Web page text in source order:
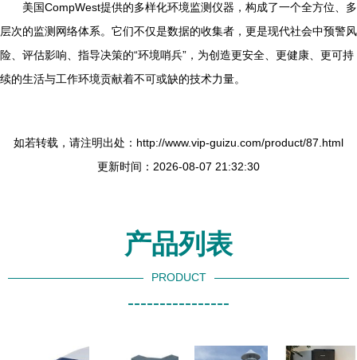
美国CompWest提供的多样化环境监测仪器，构成了一个全方位、多
层次的监测网络体系。它们不仅是数据的收集者，更是现代社会中预警风
险、评估影响、指导决策的“环境哨兵”，为创造更安全、更健康、更可持
续的生活与工作环境贡献着不可或缺的技术力量。
如若转载，请注明出处：http://www.vip-guizu.com/product/87.html
更新时间：2026-08-07 21:32:30
产品列表
PRODUCT
----------------